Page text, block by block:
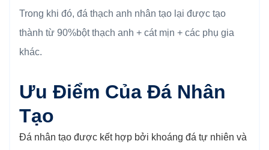
Trong khi đó, đá thạch anh nhân tạo lại được tạo
thành từ 90%bột thạch anh + cát mịn + các phụ gia
khác.
Ưu Điểm Của Đá Nhân
Tạo
Đá nhân tạo được kết hợp bởi khoáng đá tự nhiên và